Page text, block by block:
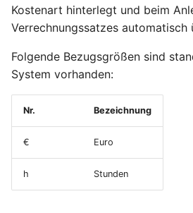
i
e
r
Datenimport
Suchen und Filtern
Verkaufskonditionen
Rabattgruppen
Terminmonitor
Absatzpläne
Lagerprotokoll
Bedarfsübersicht
Packungsübersicht
Ladungsträger
Kostenart hinterlegt und beim
Verrechnungssatzes automatisch
Folgende Bezugsgrößen sind
System vorhanden:
Nr. Bezeichnung
€ Euro
h Stunden